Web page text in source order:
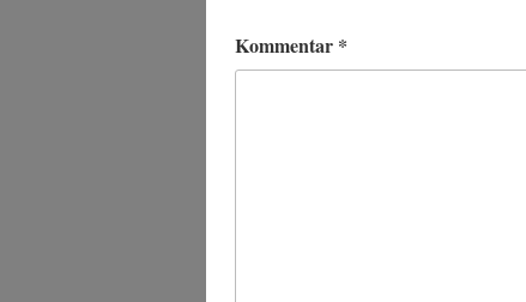
Kommentar *